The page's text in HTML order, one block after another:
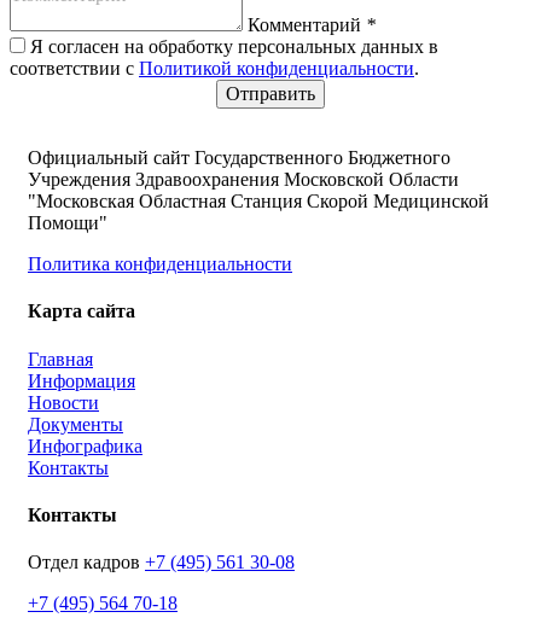
Комментарий *
Я согласен на обработку персональных данных в
соответствии с Политикой конфиденциальности.
Официальный сайт Государственного Бюджетного
Учреждения Здравоохранения Московской Области
"Московская Областная Станция Скорой Медицинской
Помощи"
Политика конфиденциальности
Карта сайта
Главная
Информация
Новости
Документы
Инфографика
Контакты
Контакты
Отдел кадров +7 (495) 561 30-08
+7 (495) 564 70-18